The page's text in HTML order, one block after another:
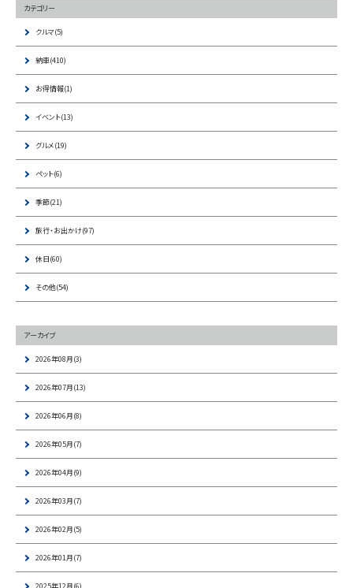
カテゴリー
クルマ(5)
納車(410)
お得情報(1)
イベント(13)
グルメ(19)
ペット(6)
季節(21)
旅行・お出かけ(97)
休日(60)
その他(54)
アーカイブ
2026年08月(3)
2026年07月(13)
2026年06月(8)
2026年05月(7)
2026年04月(9)
2026年03月(7)
2026年02月(5)
2026年01月(7)